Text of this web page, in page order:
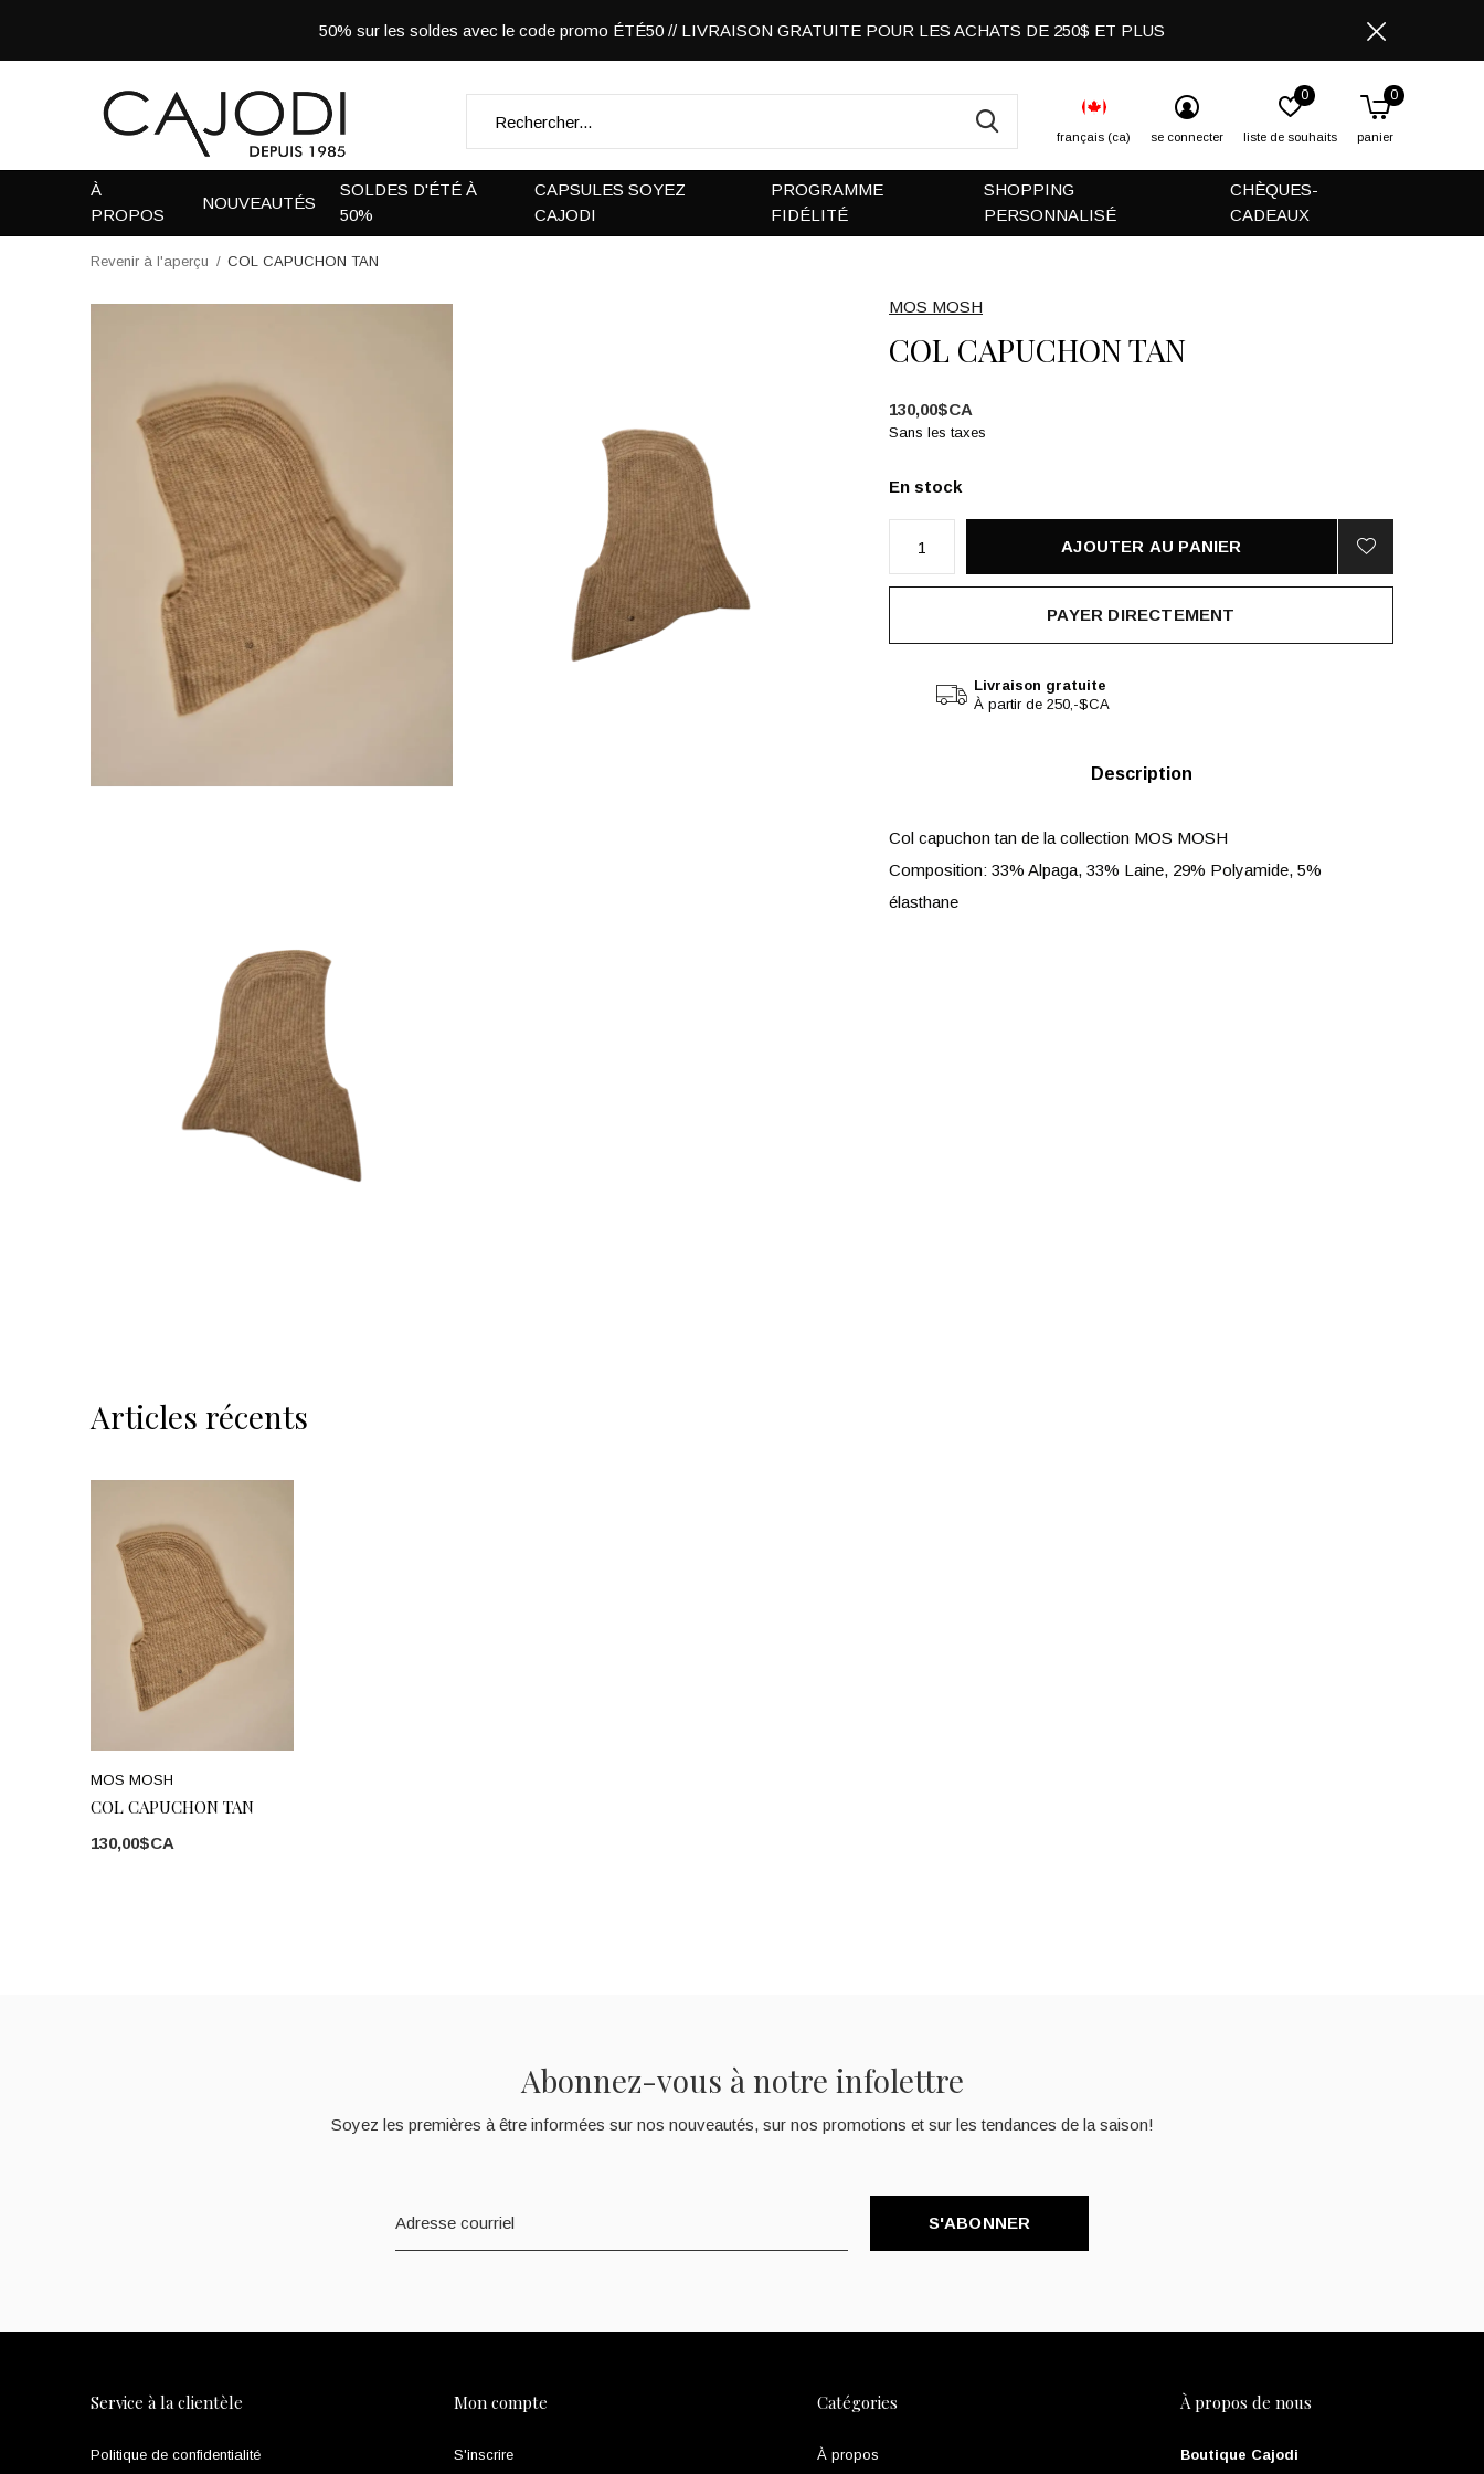
À
PROPOS
NOUVEAUTÉS
SOLDES D'ÉTÉ À
50%
CAPSULES SOYEZ
CAJODI
PROGRAMME
FIDÉLITÉ
SHOPPING
PERSONNALISÉ
CHÈQUES-
CADEAUX
français (ca) se connecter liste de souhaits
0
panier
0
50% sur les soldes avec le code promo ÉTÉ50 // LIVRAISON GRATUITE POUR LES ACHATS DE 250$ ET PLUS
Revenir à l'aperçu COL CAPUCHON TAN
MOS MOSH
COL CAPUCHON TAN
130,00$CA
Sans les taxes
En stock
AJOUTER AU PANIER
PAYER DIRECTEMENT
Livraison gratuite
À partir de 250,-$CA
Description
Col capuchon tan de la collection MOS MOSH
Composition: 33% Alpaga, 33% Laine, 29% Polyamide, 5%
élasthane
Articles récents
MOS MOSH
COL CAPUCHON TAN
130,00$CA
Abonnez-vous à notre infolettre
Soyez les premières à être informées sur nos nouveautés, sur nos promotions et sur les tendances de la saison!
S'ABONNER
Service à la clientèle
Politique de confidentialité
Mon compte
S'inscrire
Catégories
À propos
À propos de nous
Boutique Cajodi